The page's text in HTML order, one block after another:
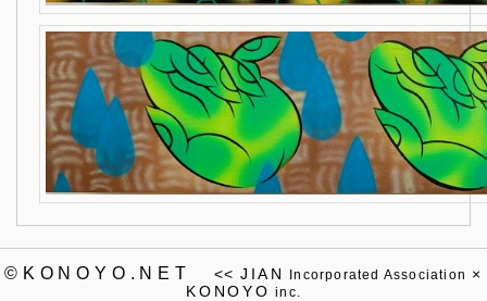
©KONOYO.NET << JIAN Incorporated Association ×
KONOYO inc.